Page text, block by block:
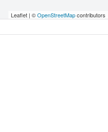
Leaflet | ©OpenStreetMapcontributors